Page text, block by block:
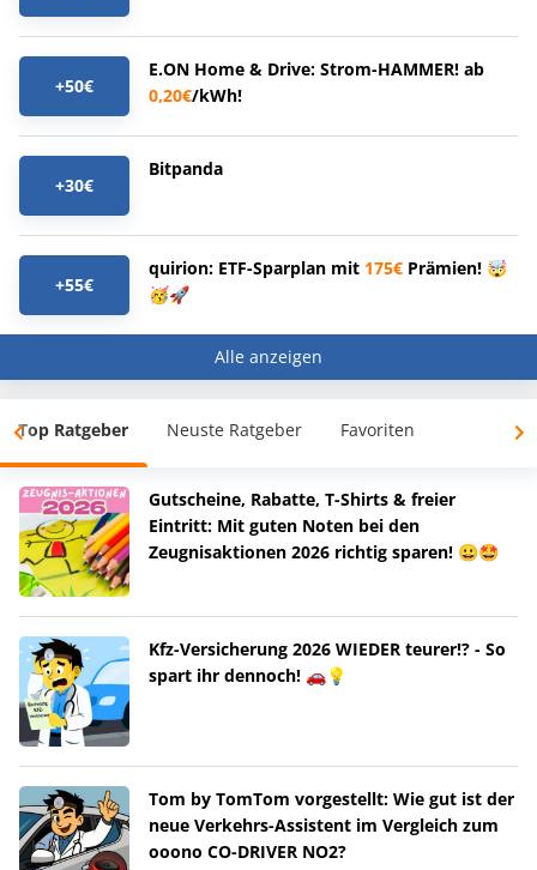
+50€
E.ON Home & Drive: Strom-HAMMER! ab
0,20€/kWh!
+30€
Bitpanda
+55€
quirion: ETF-Sparplan mit 175€ Prämien! 🤯
🥳🚀
Alle anzeigen
Top Ratgeber Neuste Ratgeber Favoriten
Gutscheine, Rabatte, T-Shirts & freier
Eintritt: Mit guten Noten bei den
Zeugnisaktionen 2026 richtig sparen! 😀🤩
Kfz-Versicherung 2026 WIEDER teurer!? - So
spart ihr dennoch! 🚗💡
Tom by TomTom vorgestellt: Wie gut ist der
neue Verkehrs-Assistent im Vergleich zum
ooono CO-DRIVER NO2?